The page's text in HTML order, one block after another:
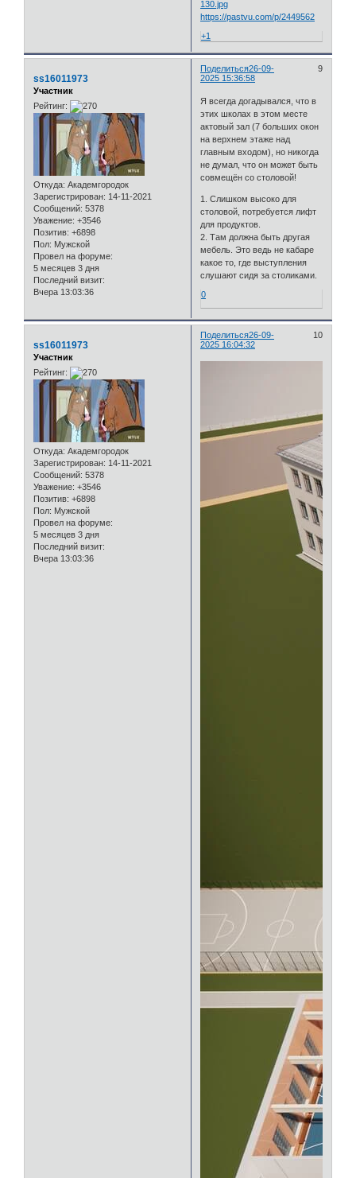
https://pastvu.com/p/2449562
+1
Поделиться 9
26-09-
2025 15:36:58
ss16011973
Участник
Рейтинг:
Откуда: Академгородок
Зарегистрирован: 14-11-2021
Сообщений: 5378
Уважение: +3546
Позитив: +6898
Пол: Мужской
Провел на форуме:
5 месяцев 3 дня
Последний визит:
Вчера 13:03:36
Я всегда догадывался, что в
этих школах в этом месте
актовый зал (7 больших окон
на верхнем этаже над
главным входом), но никогда
не думал, что он может быть
совмещён со столовой!
1. Слишком высоко для
столовой, потребуется лифт
для продуктов.
2. Там должна быть другая
мебель. Это ведь не кабаре
какое то, где выступления
слушают сидя за столиками.
0
Поделиться 10
26-09-
2025 16:04:32
ss16011973
Участник
Рейтинг:
Откуда: Академгородок
Зарегистрирован: 14-11-2021
Сообщений: 5378
Уважение: +3546
Позитив: +6898
Пол: Мужской
Провел на форуме:
5 месяцев 3 дня
Последний визит:
Вчера 13:03:36